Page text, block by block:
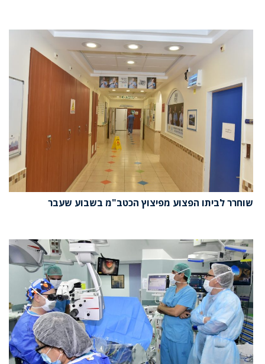
שוחרר לביתו הפצוע מפיצוץ הכטב"מ בשבוע שעבר